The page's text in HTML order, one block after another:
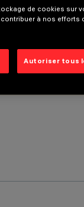
de cookies sur
à nos efforts
Autoriser tous